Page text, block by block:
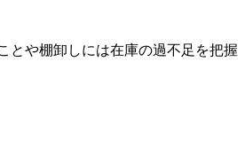
とや棚卸しには在庫の過不足を把握